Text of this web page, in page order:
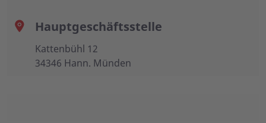
Hauptgeschäftsstelle
Kattenbühl 12
34346 Hann. Münden